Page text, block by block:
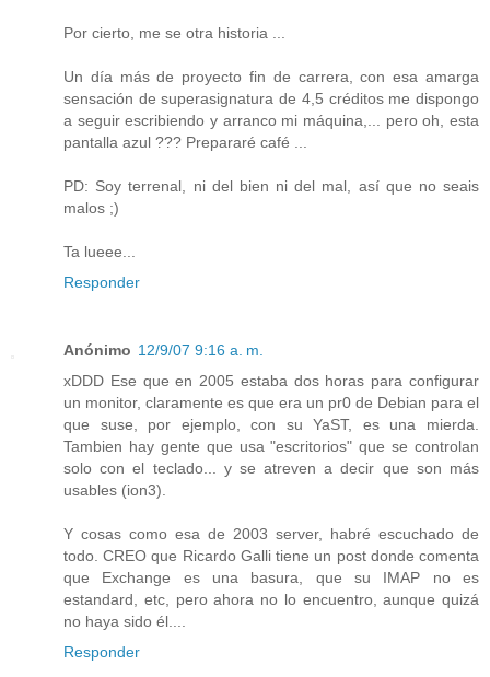
Por cierto, me se otra historia ...
Un día más de proyecto fin de carrera, con esa amarga
sensación de superasignatura de 4,5 créditos me dispongo
a seguir escribiendo y arranco mi máquina,... pero oh, esta
pantalla azul ??? Prepararé café ...
PD: Soy terrenal, ni del bien ni del mal, así que no seais
malos ;)
Ta lueee...
Responder
Anónimo 12/9/07 9:16 a. m.
xDDD Ese que en 2005 estaba dos horas para configurar
un monitor, claramente es que era un pr0 de Debian para el
que suse, por ejemplo, con su YaST, es una mierda.
Tambien hay gente que usa "escritorios" que se controlan
solo con el teclado... y se atreven a decir que son más
usables (ion3).
Y cosas como esa de 2003 server, habré escuchado de
todo. CREO que Ricardo Galli tiene un post donde comenta
que Exchange es una basura, que su IMAP no es
estandard, etc, pero ahora no lo encuentro, aunque quizá
no haya sido él....
Responder